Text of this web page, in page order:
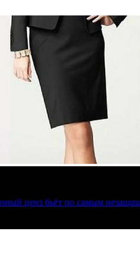
ценз бьёт по самым